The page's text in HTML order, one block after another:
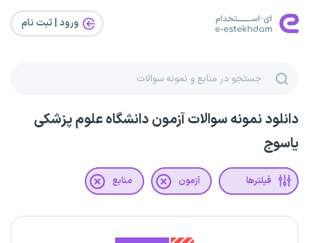
ورود | ثبت‌ نام
دانلود نمونه سوالات آزمون دانشگاه علوم پزشکی
یاسوج
فیلترها آزمون منابع